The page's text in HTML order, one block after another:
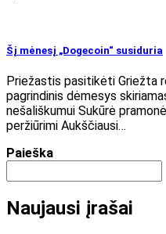
Šį mėnesį „Dogecoin“ susiduria
Priežastis pasitikėti Griežta
pagrindinis dėmesys
nešališkumui Sukūrė
peržiūrimi Aukščiausi…
Paieška
Naujausi įrašai